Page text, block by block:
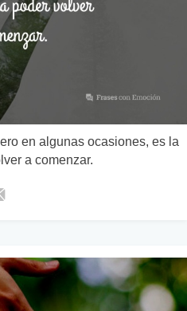
en algunas ocasiones, es la
a comenzar.